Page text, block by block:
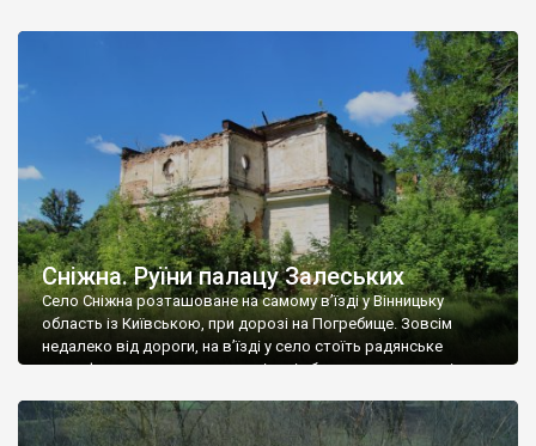
Наддністрянське відрізняється від більшості навколишніх
сіл. У селі є мурована Михайлівська церква. Точної дати […]
Сніжна. Руїни палацу Залеських
Село Сніжна розташоване на самому в’їзді у Вінницьку
область із Київською, при дорозі на Погребище. Зовсім
недалеко від дороги, на в’їзді у село стоїть радянське
рельєфне пано, яке показує жінку і яблуню, а трохи далі, десь
не видно, але видно дві стареньких колії у траві – […]